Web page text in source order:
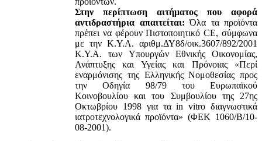
Στην περίπτωση αιτήματος που αφορά
αντιδραστήρια απαιτείται: Όλα τα προϊόντα
πρέπει να φέρουν Πιστοποιητικό CE, σύμφωνα
με την Κ.Υ.Α. αριθμ.ΔΥ8δ/οικ.3607/892/2001
Κ.Υ.Α. των Υπουργών Εθνικής Οικονομίας,
Ανάπτυξης και Υγείας και Πρόνοιας «Περί
εναρμόνισης της Ελληνικής Νομοθεσίας προς
την Οδηγία 98/79 του Ευρωπαϊκού
Κοινοβουλίου και του Συμβουλίου της 27ης
Οκτωβρίου 1998 για τα in vitro διαγνωστικά
ιατροτεχνολογικά προϊόντα» (ΦΕΚ 1060/Β/10-
08-2001).